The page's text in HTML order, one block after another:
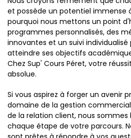
et possède un potentiel immense
pourquoi nous mettons un point
programmes personnalisés, des
innovantes et un suivi
atteindre ses objectifs
Chez Sup' Cours Péret, votre
absolue.
Si vous aspirez à forger un avenir
domaine de la gestion
de la relation client, nous sommes
chaque étape de votre parcours.